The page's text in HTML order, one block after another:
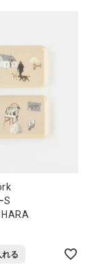
S
れる